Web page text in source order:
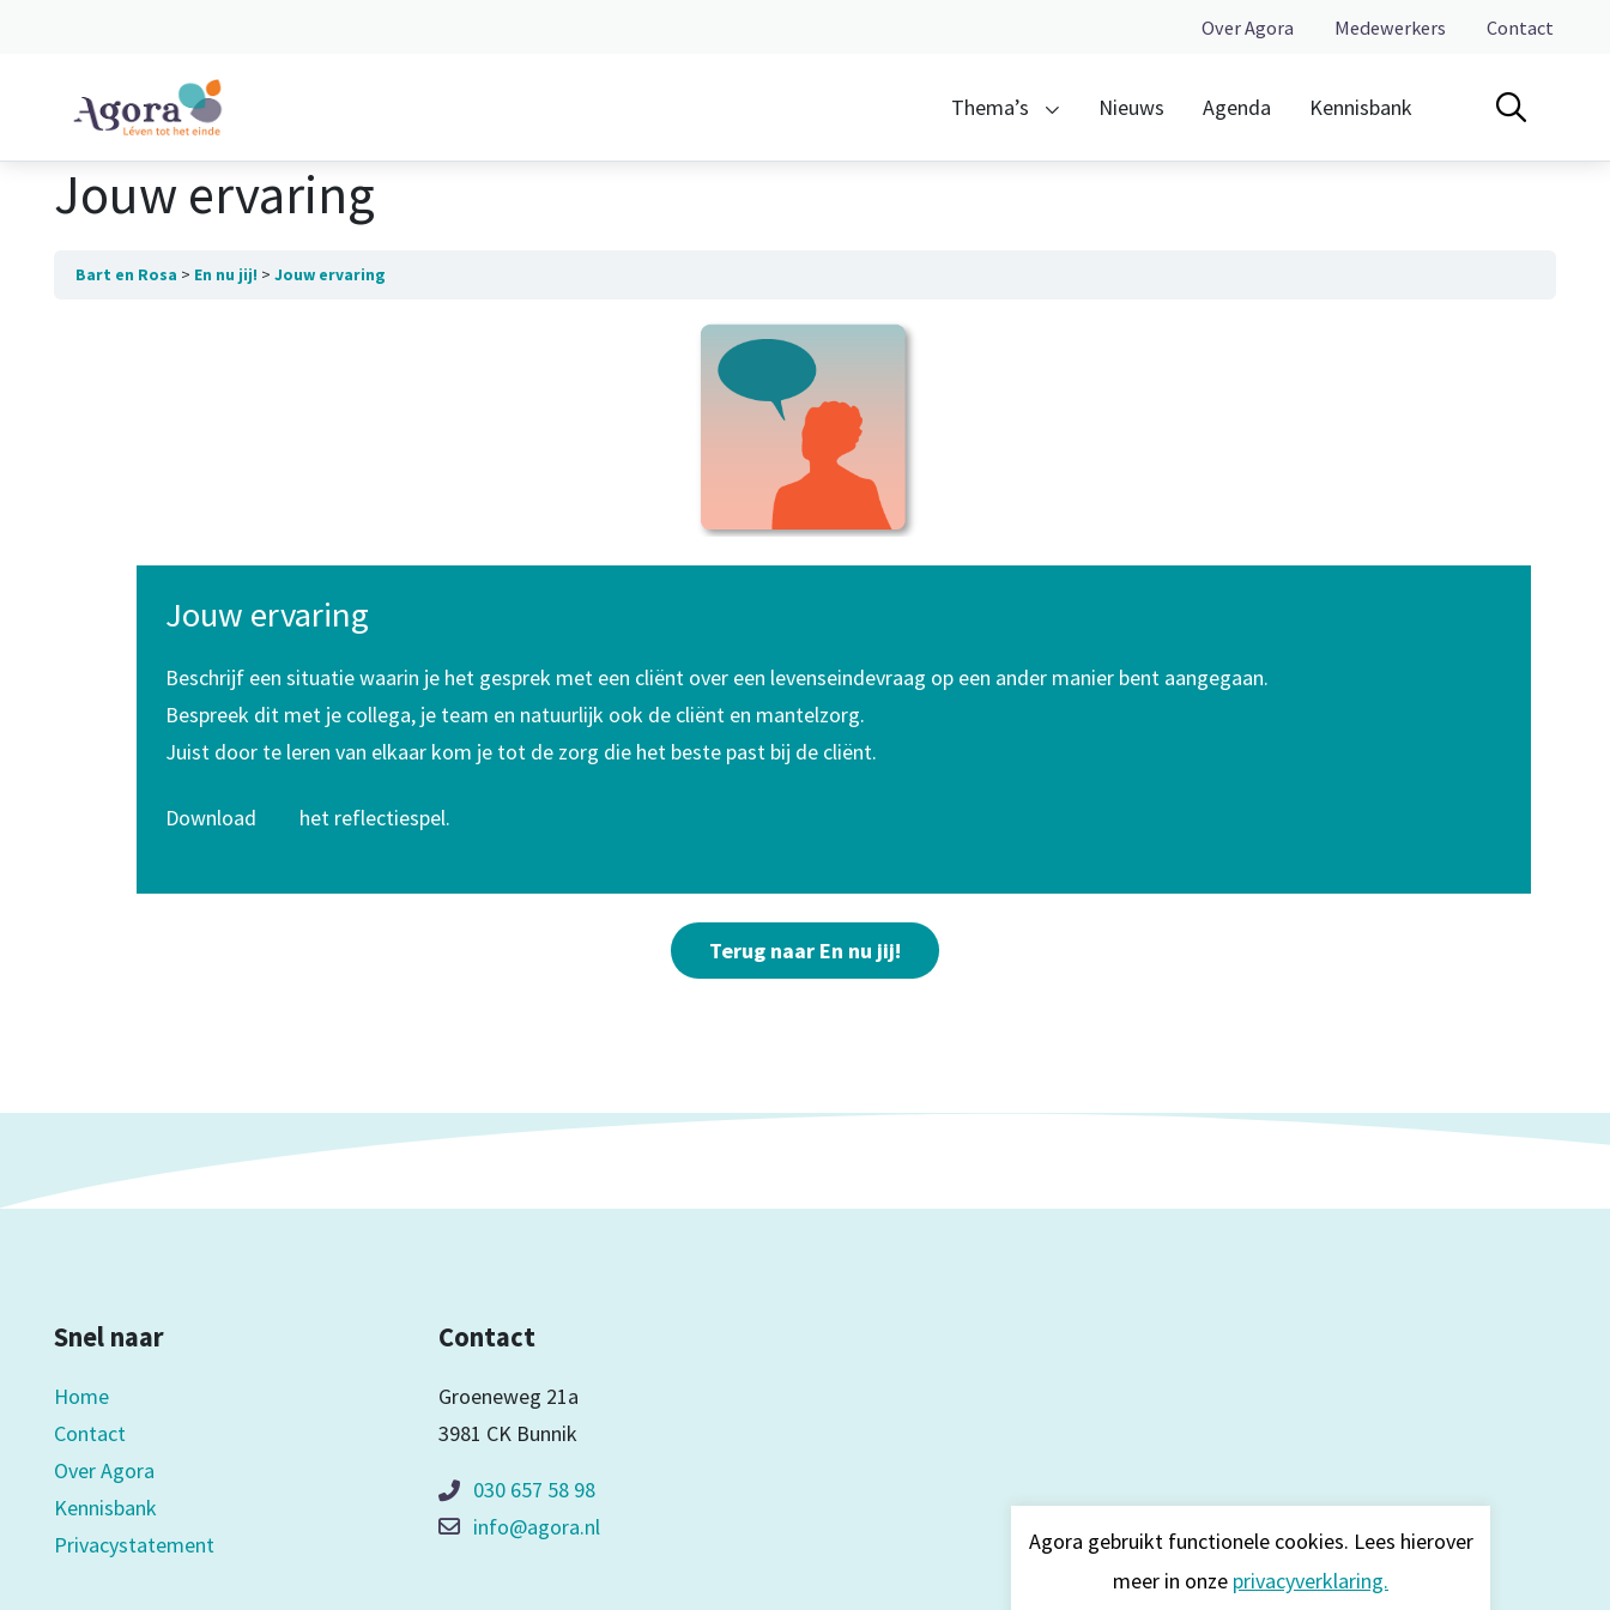
Over Agora Medewerkers Contact
Thema’s Nieuws Agenda Kennisbank
Jouw ervaring
Bart en Rosa En nu jij! Jouw ervaring
Jouw ervaring
Beschrijf een situatie waarin je het gesprek met een cliënt over een levenseindevraag op een ander manier bent aangegaan.
Bespreek dit met je collega, je team en natuurlijk ook de cliënt en mantelzorg.
Juist door te leren van elkaar kom je tot de zorg die het beste past bij de cliënt.
Download het reflectiespel.
Terug naar En nu jij!
Snel naar
Home
Contact
Over Agora
Kennisbank
Privacystatement
Contact
Groeneweg 21a
3981 CK Bunnik
030 657 58 98
info@agora.nl
Agora gebruikt functionele cookies. Lees hierover
meer in onze privacyverklaring.